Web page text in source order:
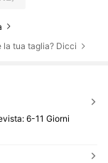
la tua taglia? Dicci
6-11 Giorni